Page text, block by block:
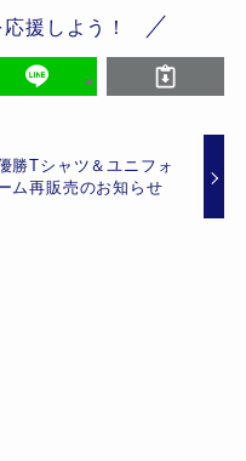
援しよう！
勝Tシャツ＆ユニフォ
ム再販売のお知らせ